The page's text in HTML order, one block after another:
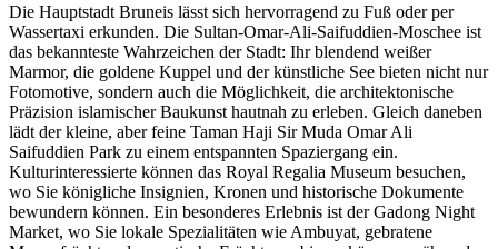
Die Hauptstadt Bruneis lässt sich hervorragend zu Fuß oder per
Wassertaxi erkunden. Die Sultan-Omar-Ali-Saifuddien-Moschee ist
das bekannteste Wahrzeichen der Stadt: Ihr blendend weißer
Marmor, die goldene Kuppel und der künstliche See bieten nicht nur
Fotomotive, sondern auch die Möglichkeit, die architektonische
Präzision islamischer Baukunst hautnah zu erleben. Gleich daneben
lädt der kleine, aber feine Taman Haji Sir Muda Omar Ali
Saifuddien Park zu einem entspannten Spaziergang ein.
Kulturinteressierte können das Royal Regalia Museum besuchen,
wo Sie königliche Insignien, Kronen und historische Dokumente
bewundern können. Ein besonderes Erlebnis ist der Gadong Night
Market, wo Sie lokale Spezialitäten wie Ambuyat, gebratene